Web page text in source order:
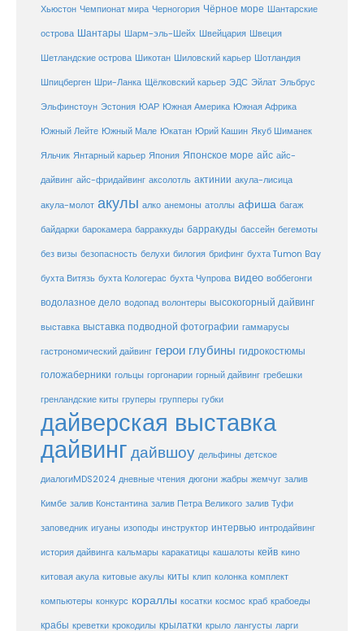
Хьюстон Чемпионат мира Черногория Чёрное море Шантарские
острова Шантары Шарм-эль-Шейх Швейцария Швеция
Шетландские острова Шикотан Шиловский карьер Шотландия
Шпицберген Шри-Ланка Щёлковский карьер ЭДС Эйлат Эльбрус
Эльфинстоун Эстония ЮАР Южная Америка Южная Африка
Южный Лейте Южный Мале Юкатан Юрий Кашин Якуб Шиманек
Яльчик Янтарный карьер Япония Японское море айс айс-
дайвинг айс-фридайвинг аксолотль актинии акула-лисица
акула-молот акулы алко анемоны атоллы афиша багаж
байдарки барокамера барраккуды барракуды бассейн бегемоты
без визы безопасность белухи билогия брифинг бухта Tumon Bay
бухта Витязь бухта Кологерас бухта Чупрова видео воббегонги
водолазное дело водопад волонтеры высокогорный дайвинг
выставка выставка подводной фотографии гаммарусы
гастрономический дайвинг герои глубины гидрокостюмы
голожаберники гольцы горгонарии горный дайвинг гребешки
гренландские киты груперы групперы губки
дайверская выставка
дайвингдайвшоу дельфины детское
диалогиMDS2024 дневные чтения дюгони жабры жемчуг залив
Кимбе залив Константина залив Петра Великого залив Туфи
заповедник игуаны изоподы инструктор интервью интродайвинг
история дайвинга кальмары каракатицы кашалоты кейв кино
китовая акула китовые акулы киты клип колонка комплект
компьютеры конкурс кораллы косатки космос краб крабоеды
крабы креветки крокодилы крылатки крыло лангусты ларги